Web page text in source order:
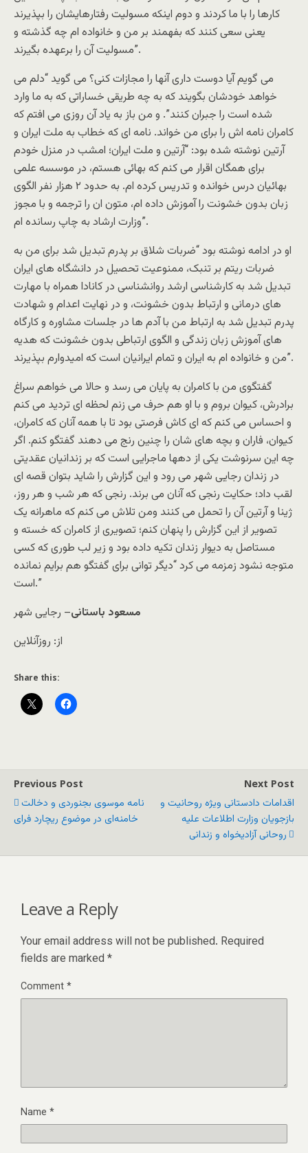
کارها را با ما کردند و دوم اینکه مسولیت رفتارهایشان را بپذیرند
یعنی سعی کنند که بفهمند بر من و خانواده ام چه گذشته و
مسولیت آن را برعهده بگیرند”.
می گویم آیا دوست داری آنها را مجازات کنی؟ می گوید “دلم می
خواهد خودشان بگویند که به چه طریقی خساراتی که به ما وارد
شده است را جبران کنند”. و من باز به یاد آن روزی می افتم که
کامران نامه اش را برای من خواند. نامه ای که خطاب به ملت ایران و
آرتین نوشته شده بود: “آرتین و ملت ایران؛ امشب در منزل خودم
برای همگان اقرار می کنم که بهائی هستم، در موسسه علمی
بهائیان درس خوانده و تدریس کرده ام. به حدود ۲ هزار نفر الگوی
زبان بدون خشونت را آموزش داده ام، متون ان را ترجمه و با مجوز
وزارت ارشاد به چاپ رسانده ام”.
او در ادامه نوشته بود “ضربات شلاق بر پدرم تبدیل شد برای من به
ضربات ریتم بر تنبک، ممنوعیت تحصیل در دانشگاه های ایران
تبدیل شد به کارشناسی ارشد روانشناسی در کانادا همراه با مهارت
های درمانی و ارتباط بدون خشونت، و در نهایت اعدام و شهادت
پدرم تبدیل شد به ارتباط من با آدم ها در جلسات مشاوره و کارگاه
های آموزش زبان زندگی و الگوی ارتباطی بدون خشونت که هدیه
من و خانواده ام به ایران و تمام ایرانیان است که امیدوارم بپذیرند”.
گفتگوی من با کامران به پایان می رسد و حالا می خواهم سراغ
برادرش، کیوان بروم و با او هم حرف می زنم لحظه ای تردید می کنم
و احساس می کنم که ای کاش فرصتی بود تا با همه آنان که کامران،
کیوان، فاران و بچه های شان را چنین رنج می دهند گفتگو کنم. اگر
چه این سرنوشت یکی از دهها ماجرایی است که بر زندانیان عقدیتی
در زندان رجایی شهر می رود و این گزارش را شاید بتوان قصه ای
لقب داد؛ حکایت رنجی که آنان می برند. رنجی که هر شب و هر روز،
ژینا و آرتین آن را تحمل می کنند ومن تلاش می کنم که ماهرانه یک
تصویر از این گزارش را پنهان کنم؛ تصویری از کامران که خسته و
مستاصل به دیوار زندان تکیه داده بود و زیر لب طوری که کسی
متوجه نشود زمزمه می کرد “دیگر توانی برای گفتگو هم برایم نمانده
است.”
مسعود باستانی– رجایی شهر
از: روزآنلاین
Share this:
Previous Post
نامه موسوی بجنوردی و دخالت
خامنه‌ای در موضوع ریچارد فرای
Next Post
اقدامات دادستانی ویژه روحانیت و
بازجویان وزارت اطلاعات علیه
روحانی آزادیخواه و زندانی
Leave a Reply
Your email address will not be published. Required
fields are marked *
Comment*
Name *